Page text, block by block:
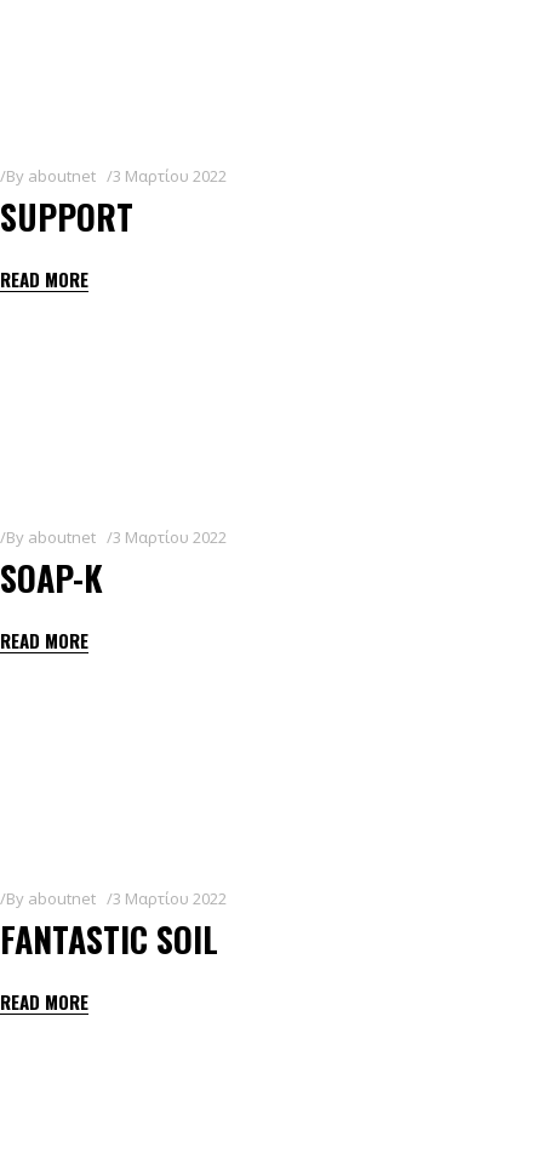
By aboutnet 3 Μαρτίου 2022
SUPPORT
READ MORE
By aboutnet 3 Μαρτίου 2022
SOAP-K
READ MORE
By aboutnet 3 Μαρτίου 2022
FANTASTIC SOIL
READ MORE